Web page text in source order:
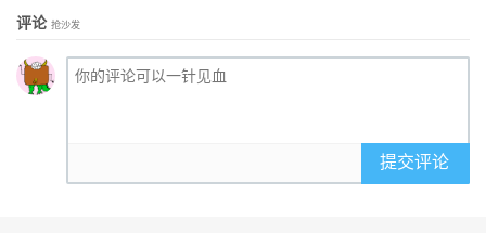
评论 抢沙发
提交评论